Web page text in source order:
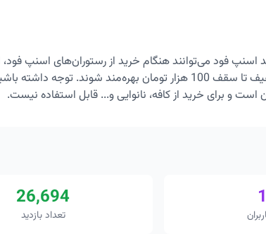
اسنپ فود می‌توانند هنگام خرید از رستوران‌های اسنپ
ثبت کرده و از 10 درصد تخفیف تا سقف 100 هزار تومان بهره‌مند شوند. توجه
است و برای خرید از کافه، نانوایی و... قابل استفاده نیست.
26,694
تعداد بازدید